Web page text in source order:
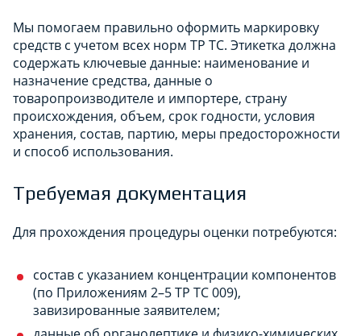
Мы помогаем правильно оформить маркировку
средств с учетом всех норм ТР ТС. Этикетка должна
содержать ключевые данные: наименование и
назначение средства, данные о
товаропроизводителе и импортере, страну
происхождения, объем, срок годности, условия
хранения, состав, партию, меры предосторожности
и способ использования.
Требуемая документация
Для прохождения процедуры оценки потребуются:
состав с указанием концентрации компонентов
(по Приложениям 2–5 ТР ТС 009),
завизированные заявителем;